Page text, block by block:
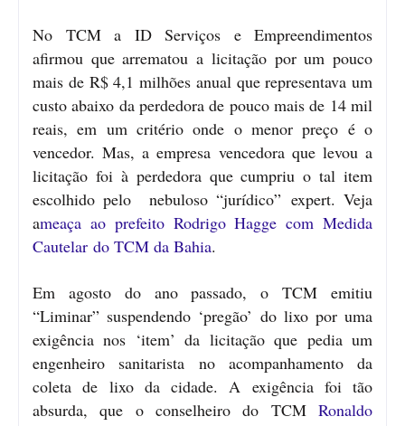
No TCM a ID Serviços e Empreendimentos
afirmou que arrematou a licitação por um pouco
mais de R$ 4,1 milhões anual que representava um
custo abaixo da perdedora de pouco mais de 14 mil
reais, em um critério onde o menor preço é o
vencedor. Mas, a empresa vencedora que levou a
licitação foi à perdedora que cumpriu o tal item
escolhido pelo nebuloso “jurídico” expert. Veja
ameaça ao prefeito Rodrigo Hagge com Medida
Cautelar do TCM da Bahia.
Em agosto do ano passado, o TCM emitiu
“Liminar” suspendendo ‘pregão’ do lixo por uma
exigência nos ‘item’ da licitação que pedia um
engenheiro sanitarista no acompanhamento da
coleta de lixo da cidade. A exigência foi tão
absurda, que o conselheiro do TCM Ronaldo